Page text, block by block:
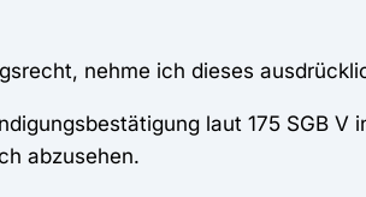
nehme ich dieses
laut 175 SGB V
abzusehen.